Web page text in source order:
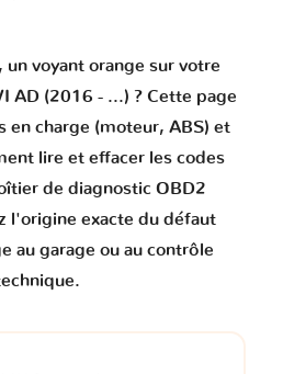
, un voyant orange sur votre
AD (2016 - ...) ? Cette page
en charge (moteur, ABS) et
lire et effacer les codes
de diagnostic OBD2
l'origine exacte du défaut
au garage ou au contrôle